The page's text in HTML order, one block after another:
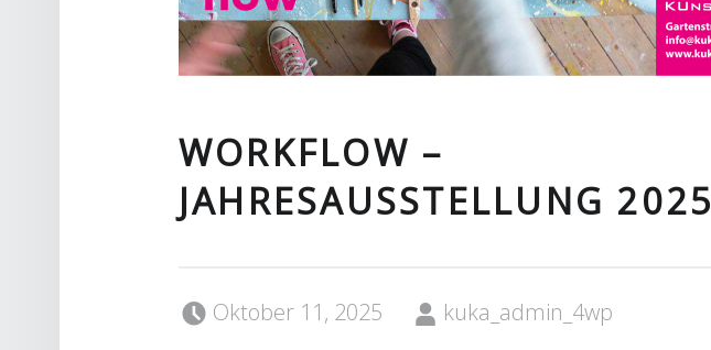
WORKFLOW –
JAHRESAUSSTELLUNG 2025
Oktober 11, 2025 kuka_admin_4wp